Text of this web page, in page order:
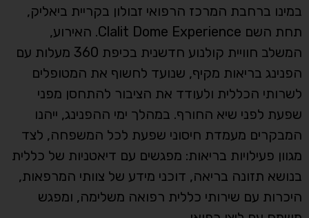
במינו ברחבת המרכז הרפואי זבולון בקריית ביאליק,
תחת השם Clalit Dome Experience. האירוע,
המשלב חוויית קולנוע חדשנית בכיפת 360 מעלות עם
הפנינג בריאות מקיף, שנועד לחשוף את המטופלים
לשרותי הכללית ולעודד את הציבור להתחסן מפני
שפעת לפני שיא החורף. במהלך ימי ההפנינג, ייהנו
המבקרים מעמדת חיסוני שפעת לכל המשפחה, לצד
מגוון פעילויות בריאות: מפגשים עם דיאטניות של כללית
בנושא תזונה בריאה, דוכני מידע של צוותי המרפאות,
היכרות עם שירותי כללית רפואה משלימה, ומפגש